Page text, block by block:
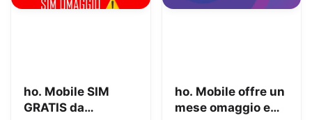
ho. Mobile SIM
GRATIS da
ho. Mobile offre un
mese omaggio e